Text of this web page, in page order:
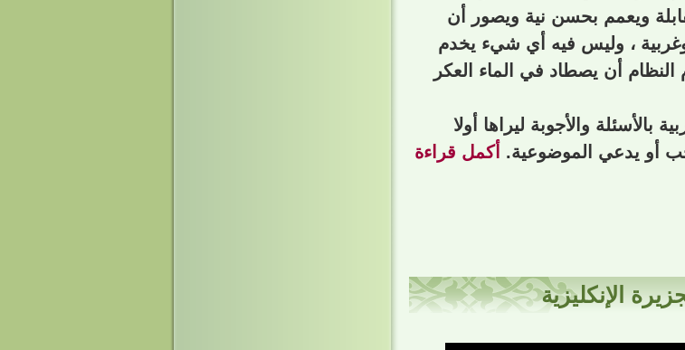
ويعمم بحسن نية ويصور أن
وغربية ، وليس فيه أي شيء يخدم
أن يصطاد في الماء العكر
بالأسئلة والأجوبة ليراها أولا
أو يدعي الموضوعية. أكمل قراءة
الإنكليزية